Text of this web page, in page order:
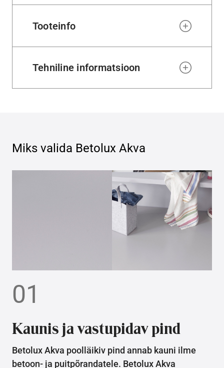
Tooteinfo
Tehniline informatsioon
Miks valida Betolux Akva
01
Kaunis ja vastupidav pind
Betolux Akva poolläikiv pind annab kauni ilme
betoon- ja puitpõrandatele. Betolux Akva